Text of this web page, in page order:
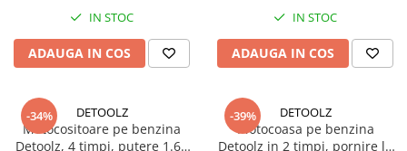
IN STOC
ADAUGA IN COS
IN STOC
ADAUGA IN COS
-34% DETOOLZ
Motocositoare pe benzina
Detoolz, 4 timpi, putere 1.63
-39% DETOOLZ
Motocoasa pe benzina
Detoolz in 2 timpi, pornire la